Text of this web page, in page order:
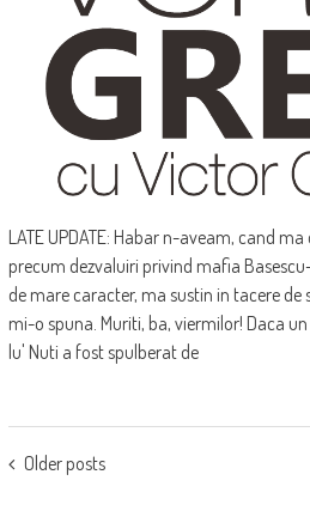
LATE UPDATE: Habar n-aveam, cand
precum dezvaluiri privind mafia
de mare caracter, ma sustin in tacere de
mi-o spuna. Muriti, ba, viermilor! Daca
lu' Nuti a fost spulberat de
POSTS
Older posts